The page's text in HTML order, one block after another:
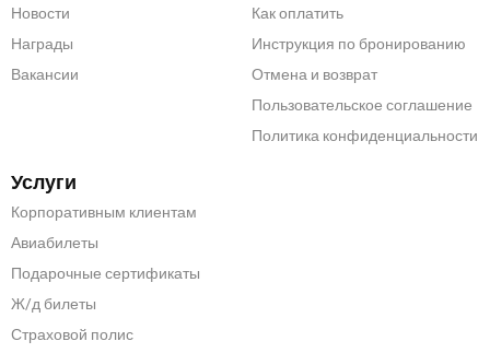
Новости
Награды
Вакансии
Как оплатить
Инструкция по бронированию
Отмена и возврат
Пользовательское соглашение
Политика конфиденциальности
Услуги
Корпоративным клиентам
Авиабилеты
Подарочные сертификаты
Ж/д билеты
Страховой полис